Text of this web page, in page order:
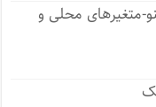
متغیرهای محلی و